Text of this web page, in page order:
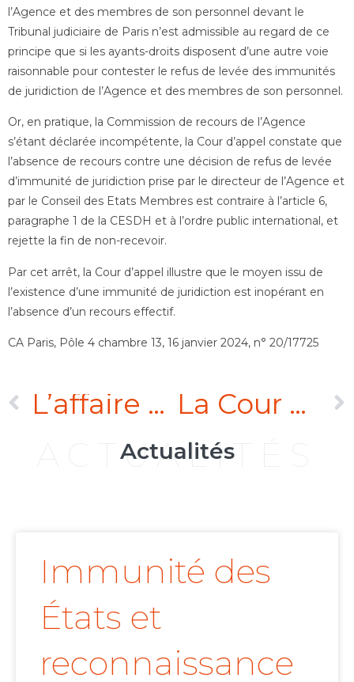
l’Agence et des membres de son personnel devant le
Tribunal judiciaire de Paris n’est admissible au regard de ce
principe que si les ayants-droits disposent d’une autre voie
raisonnable pour contester le refus de levée des immunités
de juridiction de l’Agence et des membres de son personnel.
Or, en pratique, la Commission de recours de l’Agence
s’étant déclarée incompétente, la Cour d’appel constate que
l’absence de recours contre une décision de refus de levée
d’immunité de juridiction prise par le directeur de l’Agence et
par le Conseil des Etats Membres est contraire à l’article 6,
paragraphe 1 de la CESDH et à l’ordre public international, et
rejette la fin de non-recevoir.
Par cet arrêt, la Cour d’appel illustre que le moyen issu de
l’existence d’une immunité de juridiction est inopérant en
l’absence d’un recours effectif.
CA Paris, Pôle 4 chambre 13, 16 janvier 2024, n° 20/17725
L’affaire du Sultan de Sulu (suite) La Cour de cassation refuse d’accorder une option de compétence au dirigeant, même non-commerçant, d’une société commerciale
ACTUALITÉS
Actualités
Immunité des
États et
reconnaissance